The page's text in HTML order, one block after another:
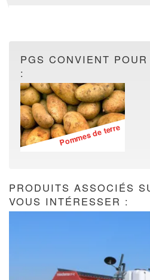
PGS CONVIENT
:
Pommes de terre
PRODUITS ASSOCIÉS
VOUS INTÉRESSER :